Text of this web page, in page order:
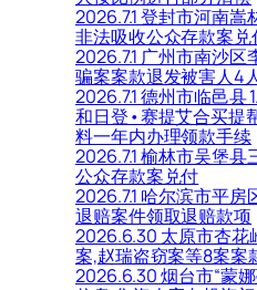
2026.7.1 登封市河南嵩
非法吸收公众存款案兑
2026.7.1 广州市南沙
骗案案款退发被害人4
2026.7.1 德州市临邑县
和日登•赛提艾合买提
料一年内办理领款手续
2026.7.1 榆林市吴堡
公众存款案兑付
2026.7.1 哈尔滨市平房
退赔案件领取退赔款项
2026.6.30 太原市杏花
案,赵瑞盗窃案等8案案
2026.6.30 烟台市“蒙